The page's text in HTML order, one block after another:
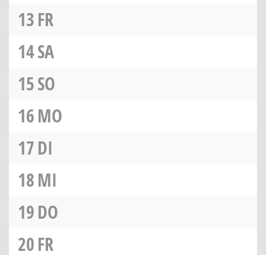
13FR
14SA
15SO
16MO
17DI
18MI
19DO
20FR